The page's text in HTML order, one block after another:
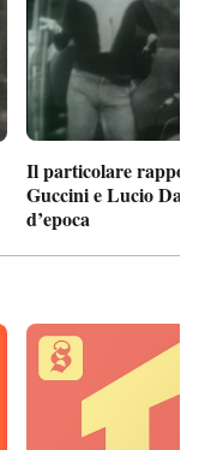
Il particolare
Guccini e Lucio
d’epoca